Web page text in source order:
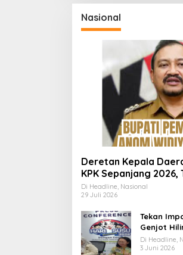
Nasional
Deretan Kepala
KPK Sepanjang
Pemalang Anom
Di Headline, Nasional
29 Juli 2026
Tekan
Genjot
Lewat
Nusantara
Di Headline,
3 Juni 2026